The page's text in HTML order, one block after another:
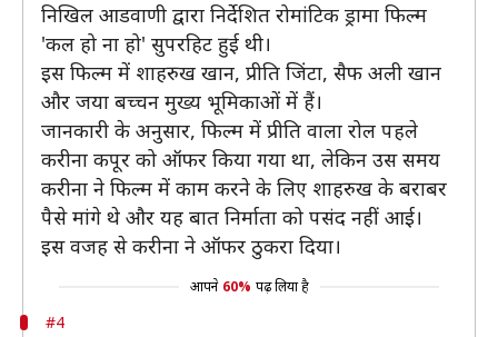
निखिल आडवाणी द्वारा निर्देशित रोमांटिक ड्रामा फिल्म
'कल हो ना हो' सुपरहिट हुई थी।
इस फिल्म में शाहरुख खान, प्रीति जिंटा, सैफ अली खान
और जया बच्चन मुख्य भूमिकाओं में हैं।
जानकारी के अनुसार, फिल्म में प्रीति वाला रोल पहले
करीना कपूर को ऑफर किया गया था, लेकिन उस समय
करीना ने फिल्म में काम करने के लिए शाहरुख के बराबर
पैसे मांगे थे और यह बात निर्माता को पसंद नहीं आई।
इस वजह से करीना ने ऑफर ठुकरा दिया।
आपने 60% पढ़ लिया है
#4